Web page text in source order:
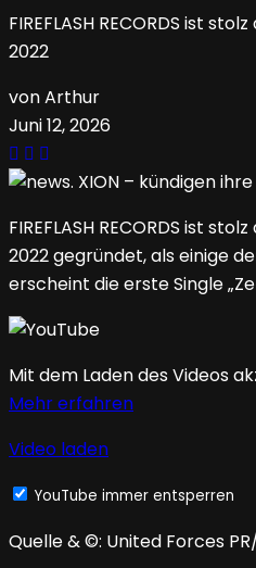
FIREFLASH RECORDS ist
2022
von Arthur
Juni 12, 2026
FIREFLASH RECORDS ist
2022 gegründet, als einige
erscheint die erste Single
Mit dem Laden des Videos
Mehr erfahren
Video laden
YouTube immer entsperren
Quelle & ©: United Forces